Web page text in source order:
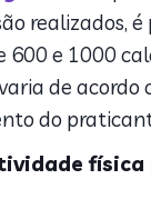
realizados, é
e 1000
de acordo
do
física